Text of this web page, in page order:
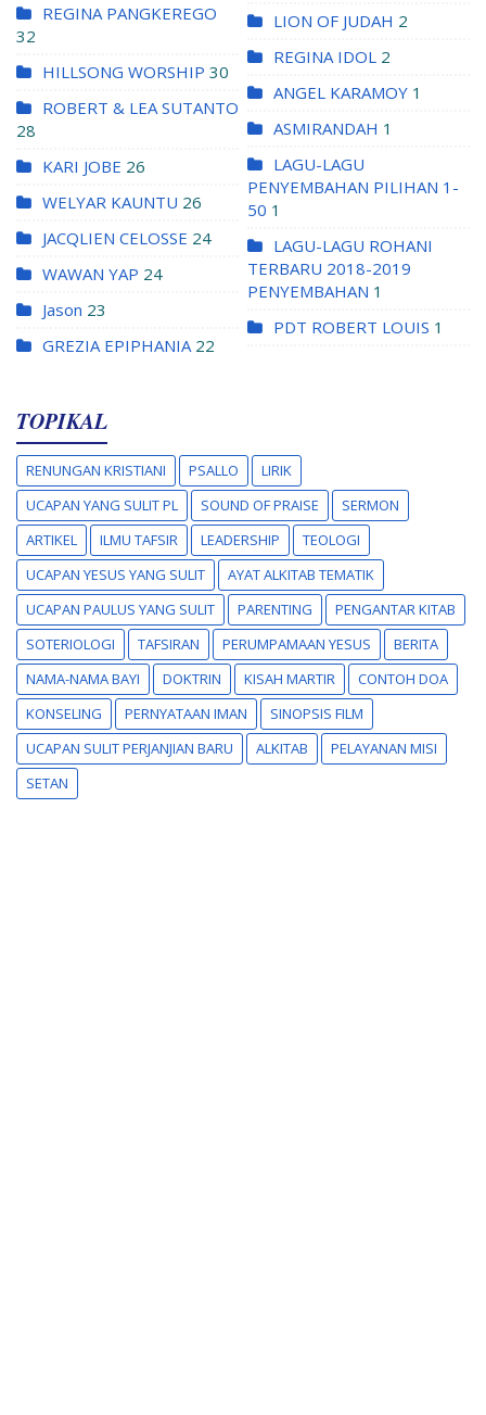
REGINA PANGKEREGO
32
HILLSONG WORSHIP 30
ROBERT & LEA SUTANTO
28
KARI JOBE 26
WELYAR KAUNTU 26
JACQLIEN CELOSSE 24
WAWAN YAP 24
Jason 23
GREZIA EPIPHANIA 22
LION OF JUDAH 2
REGINA IDOL 2
ANGEL KARAMOY 1
ASMIRANDAH 1
LAGU-LAGU
PENYEMBAHAN PILIHAN 1-
50 1
LAGU-LAGU ROHANI
TERBARU 2018-2019
PENYEMBAHAN 1
PDT ROBERT LOUIS 1
TOPIKAL
RENUNGAN KRISTIANI PSALLO
LIRIK
UCAPAN YANG SULIT PL
SOUND OF PRAISE
SERMON
ARTIKEL
ILMU TAFSIR LEADERSHIP
TEOLOGI
UCAPAN YESUS YANG SULIT
AYAT ALKITAB TEMATIK
UCAPAN PAULUS YANG SULIT
PARENTING
PENGANTAR KITAB
SOTERIOLOGI
TAFSIRAN PERUMPAMAAN YESUS
BERITA
NAMA-NAMA BAYI
DOKTRIN KISAH MARTIR
CONTOH DOA
KONSELING
PERNYATAAN IMAN
SINOPSIS FILM
UCAPAN SULIT PERJANJIAN BARU
ALKITAB
PELAYANAN MISI
SETAN